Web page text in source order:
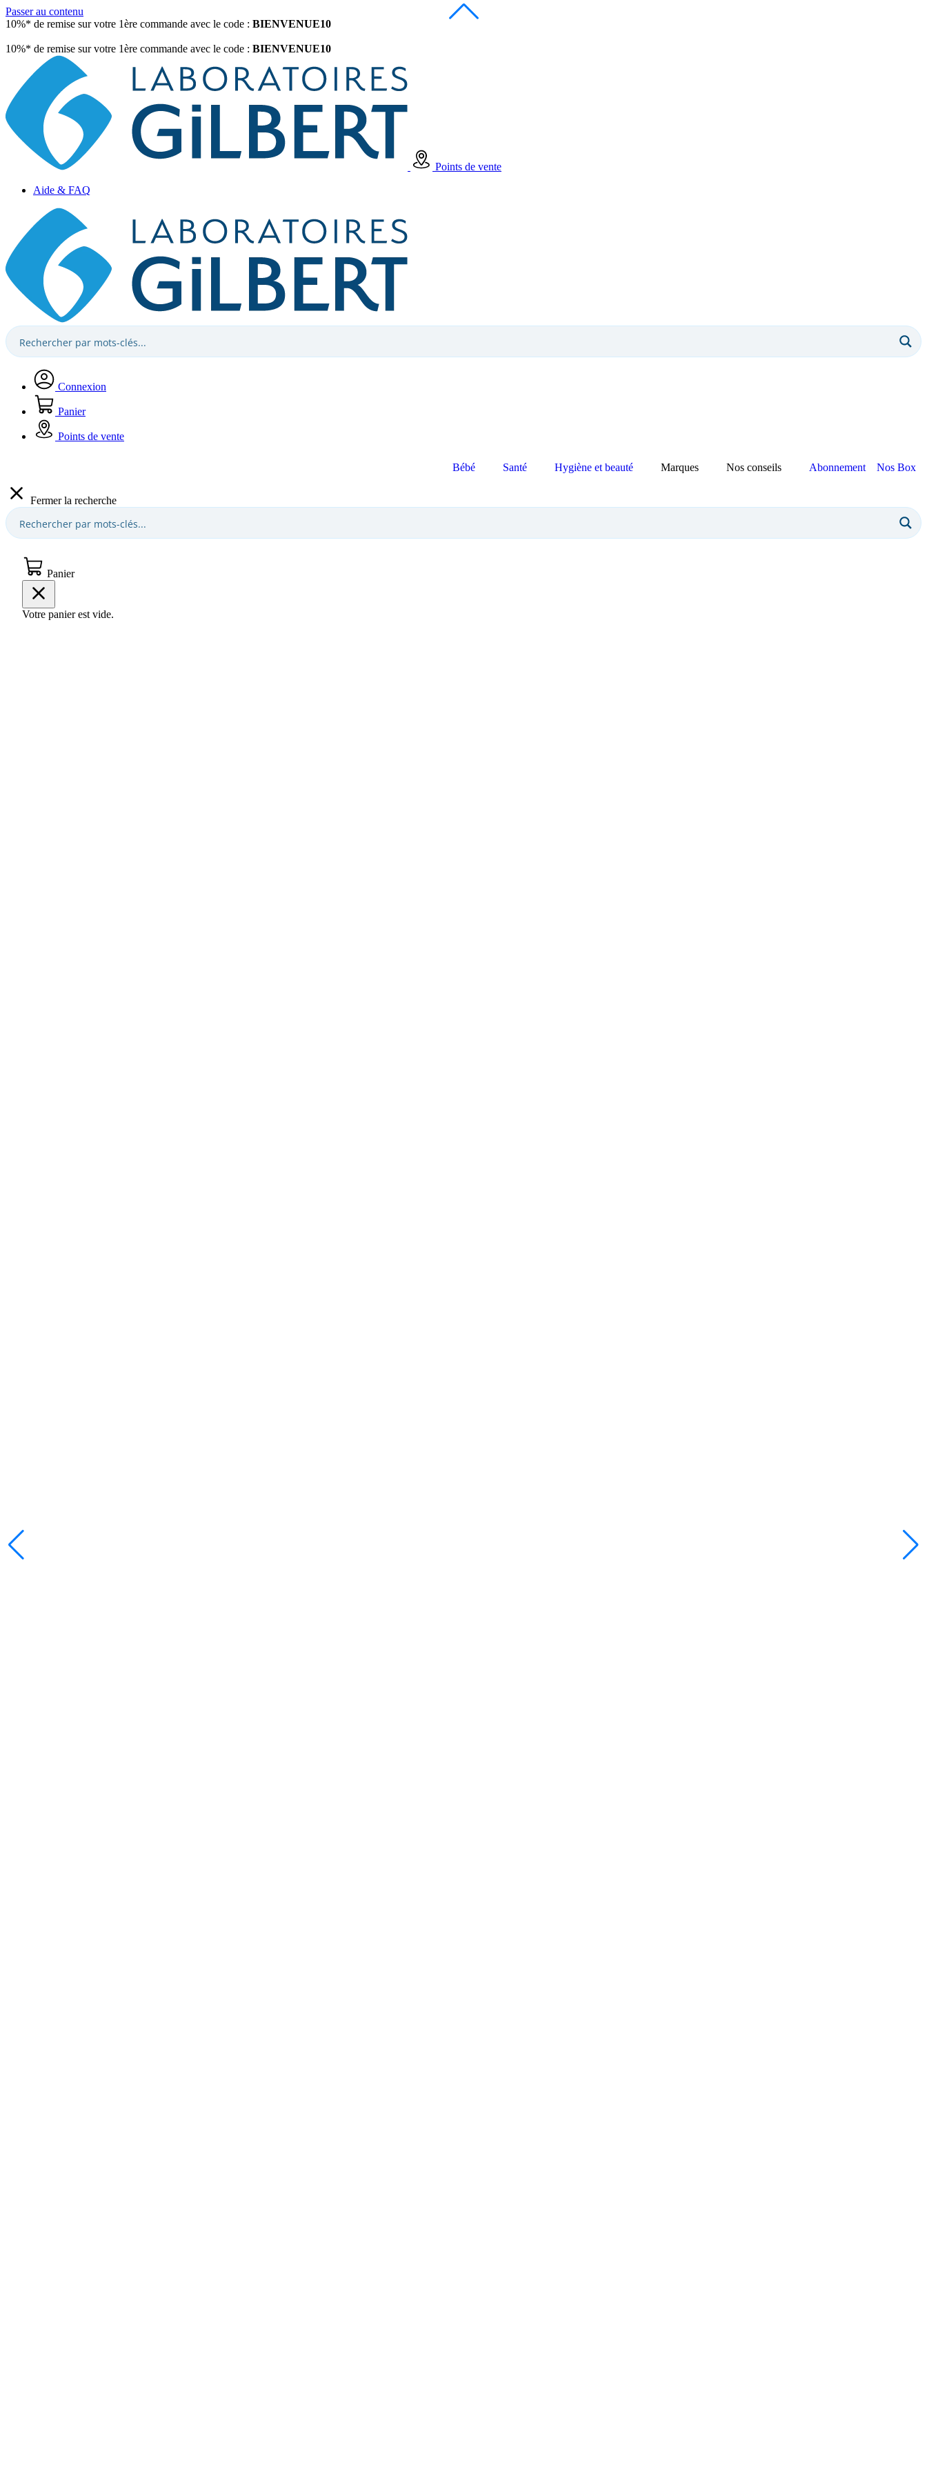
Passer au contenu
10%* de remise sur votre 1ère commande avec le code : BIENVENUE10
10%* de remise sur votre 1ère commande avec le code : BIENVENUE10
Points de vente
Aide & FAQ
Connexion
Panier
Points de vente
Bébé Santé Hygiène et beauté Marques Nos conseils Abonnement Nos Box
Fermer la recherche
Panier
Votre panier est vide.